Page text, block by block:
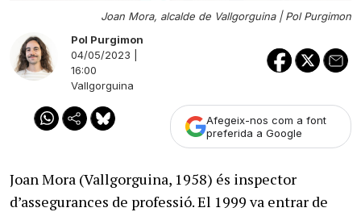
Joan Mora, alcalde de Vallgorguina |Pol Purgimon
Pol Purgimon
04/05/2023 |
16:00
Vallgorguina
Afegeix-nos com a font
preferida a Google
Joan Mora (Vallgorguina, 1958) és inspector
d’assegurances de professió. El 1999 va entrar de